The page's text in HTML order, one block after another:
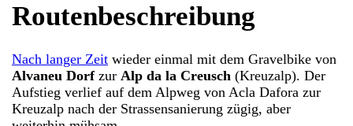
Routenbeschreibung
Nach langer Zeit wieder einmal mit dem Gravelbike von
Alvaneu Dorfzur Alp da la Creusch (Kreuzalp). Der
Aufstieg verlief auf dem Alpweg von Acla Dafora zur
Kreuzalp nach der Strassensanierung zügig, aber